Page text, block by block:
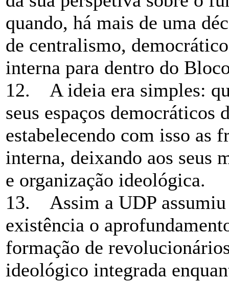
quando, há mais de uma
de centralismo,
interna para dentro do
12. A ideia era simples:
seus espaços democráticos
estabelecendo com isso as
interna, deixando aos seus
e organização ideológica.
13. Assim a UDP assumiu
existência o
formação de
ideológico integrada